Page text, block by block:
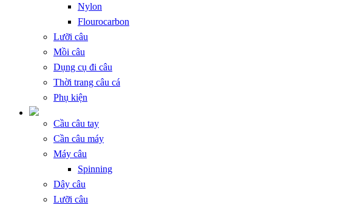
Nylon
Flourocarbon
Lưỡi câu
Mồi câu
Dụng cụ đi câu
Thời trang câu cá
Phụ kiện
Cầu câu tay
Cần câu máy
Máy câu
Spinning
Dây câu
Lưỡi câu